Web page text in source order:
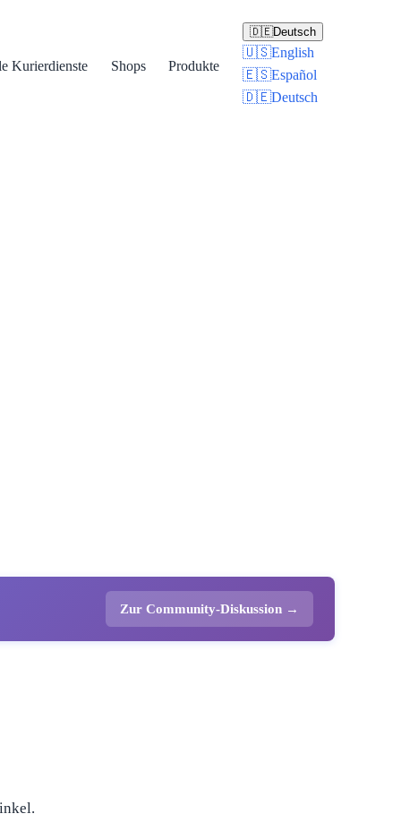
Kurierdienste Shops Produkte
🇩🇪Deutsch
🇺🇸English
🇪🇸Español
🇩🇪Deutsch
Zur Community-Diskussion →